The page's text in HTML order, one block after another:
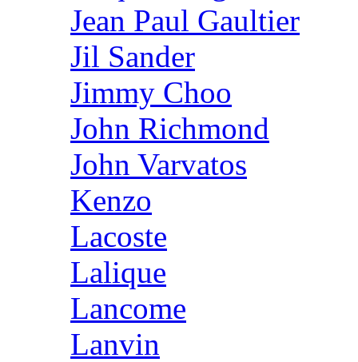
Jean Paul Gaultier
Jil Sander
Jimmy Choo
John Richmond
John Varvatos
Kenzo
Lacoste
Lalique
Lancome
Lanvin